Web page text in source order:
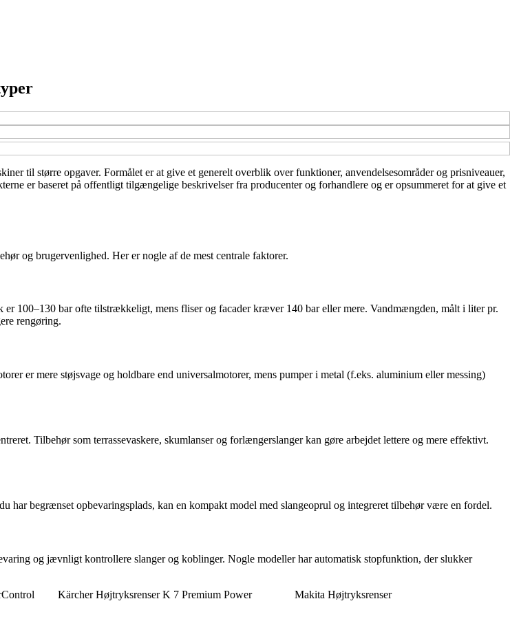
til større opgaver. Formålet er at give et generelt overblik over funktioner, anvendelsesområder og prisniveauer,
er baseret på offentligt tilgængelige beskrivelser fra producenter og forhandlere og er opsummeret for at give et
og brugervenlighed. Her er nogle af de mest centrale faktorer.
100–130 bar ofte tilstrækkeligt, mens fliser og facader kræver 140 bar eller mere. Vandmængden, målt i liter pr.
rengøring.
er mere støjsvage og holdbare end universalmotorer, mens pumper i metal (f.eks. aluminium eller messing)
Tilbehør som terrassevaskere, skumlanser og forlængerslanger kan gøre arbejdet lettere og mere effektivt.
begrænset opbevaringsplads, kan en kompakt model med slangeoprul og integreret tilbehør være en fordel.
og jævnligt kontrollere slanger og koblinger. Nogle modeller har automatisk stopfunktion, der slukker
Kärcher Højtryksrenser K 7 Premium Power Makita Højtryksrenser